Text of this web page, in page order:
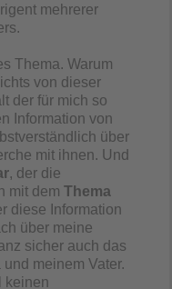
mehrerer
Thema. Warum
von dieser
der für mich so
Information von
über
mit ihnen. Und
, der die
mit dem Thema
diese Information
über meine
sicher auch das
meinem Vater.
keinen